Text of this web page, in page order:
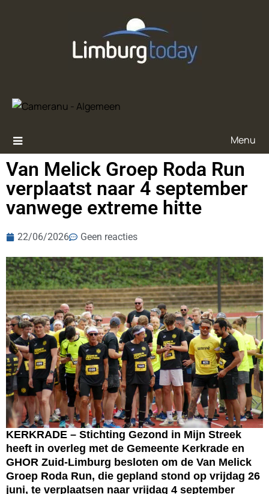
Menu
Van Melick Groep Roda Run
verplaatst naar 4 september
vanwege extreme hitte
22/06/2026 Geen reacties
KERKRADE – Stichting Gezond in Mijn Streek
heeft in overleg met de Gemeente Kerkrade en
GHOR Zuid-Limburg besloten om de Van Melick
Groep Roda Run, die gepland stond op vrijdag 26
juni, te verplaatsen naar vrijdag 4 september